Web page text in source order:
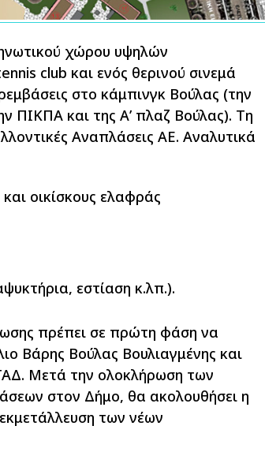
χώρου υψηλών
club και ενός θερινού σινεμά
στο κάμπινγκ Βούλας (την
ΠΙΚΠΑ και της Α’ πλαζ Βούλας). Τη
Αναπλάσεις ΑΕ. Αναλυτικά
οικίσκους ελαφράς
εστίαση κ.λπ.).
πρέπει σε πρώτη φάση να
Βάρης Βούλας Βουλιαγμένης και
Μετά την ολοκλήρωση των
στον Δήμο, θα ακολουθήσει η
των νέων